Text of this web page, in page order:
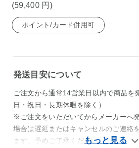
(59,400 円 )
ポイント/カード併用可
発送目安について
ご注文から通常14営業日以内で商品を
日・祝日・長期休暇を除く）
※ご注文をいただいてからメーカーへ
場合は遅延またはキャンセルのご連絡
ます。予めご了承ください。